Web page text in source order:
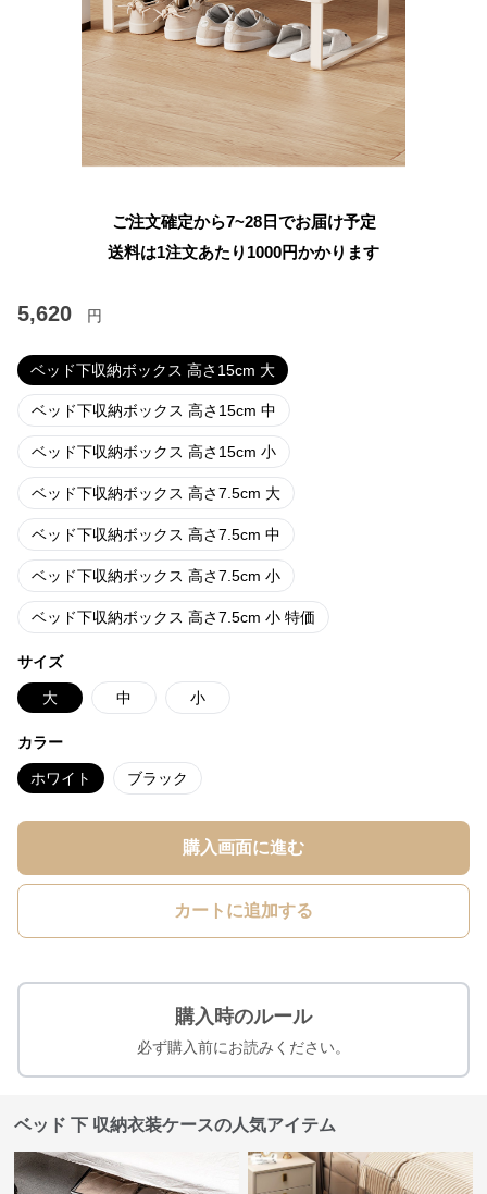
ご注文確定から7~28日でお届け予定
送料は1注文あたり 1000円かかります
5,620 円
ベッド下収納ボックス 高さ15cm 大
ベッド下収納ボックス 高さ15cm 中
ベッド下収納ボックス 高さ15cm 小
ベッド下収納ボックス 高さ7.5cm 大
ベッド下収納ボックス 高さ7.5cm 中
ベッド下収納ボックス 高さ7.5cm 小
ベッド下収納ボックス 高さ7.5cm 小 特価
サイズ
大 中 小
カラー
ホワイト ブラック
購入画面に進む
カートに追加する
購入時のルール
必ず購入前にお読みください。
ベッド 下 収納衣装ケースの人気アイテム